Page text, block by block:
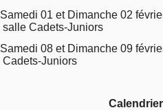
Samedi 01 et Dimanche 02
salle Cadets-Juniors
Samedi 08 et Dimanche 09
Cadets-Juniors